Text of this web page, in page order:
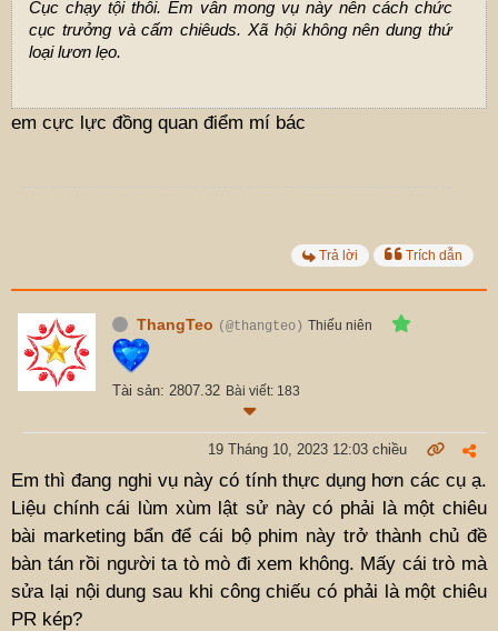
Cục chạy tội thôi. Em vẫn mong vụ này nên cách chức
cục trưởng và cấm chiêuds. Xã hội không nên dung thứ
loại lươn lẹo.
em cực lực đồng quan điểm mí bác
Trả lời Trích dẫn
ThangTeo (@thangteo) Thiếu niên
Tài sản: 2807.32 Bài viết: 183
19 Tháng 10, 2023 12:03 chiều
Em thì đang nghi vụ này có tính thực dụng hơn các cụ ạ.
Liệu chính cái lùm xùm lật sử này có phải là một chiêu
bài marketing bẩn để cái bộ phim này trở thành chủ đề
bàn tán rồi người ta tò mò đi xem không. Mấy cái trò mà
sửa lại nội dung sau khi công chiếu có phải là một chiêu
PR kép?